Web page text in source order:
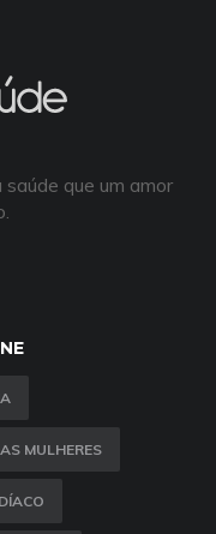
que um amor
MULHERES